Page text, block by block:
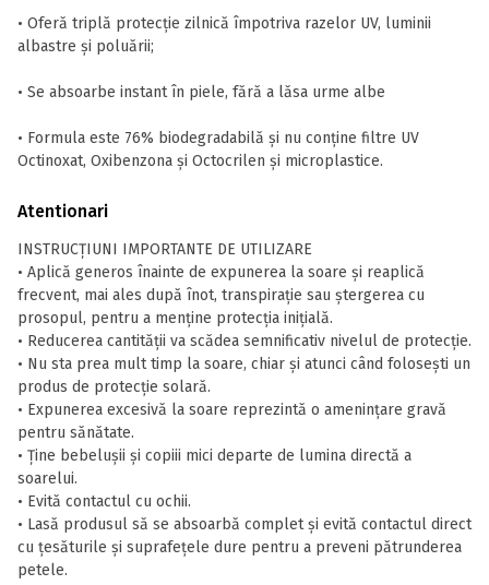
• Oferă triplă protecție zilnică împotriva razelor UV, luminii
albastre și poluării;
• Se absoarbe instant în piele, fără a lăsa urme albe
• Formula este 76% biodegradabilă și nu conține filtre UV
Octinoxat, Oxibenzona și Octocrilen și microplastice.
Atentionari
INSTRUCȚIUNI IMPORTANTE DE UTILIZARE
• Aplică generos înainte de expunerea la soare și reaplică
frecvent, mai ales după înot, transpirație sau ștergerea cu
prosopul, pentru a menține protecția inițială.
• Reducerea cantității va scădea semnificativ nivelul de protecție.
• Nu sta prea mult timp la soare, chiar și atunci când folosești un
produs de protecție solară.
• Expunerea excesivă la soare reprezintă o amenințare gravă
pentru sănătate.
• Ține bebelușii și copiii mici departe de lumina directă a
soarelui.
• Evită contactul cu ochii.
• Lasă produsul să se absoarbă complet și evită contactul direct
cu țesăturile și suprafețele dure pentru a preveni pătrunderea
petele.